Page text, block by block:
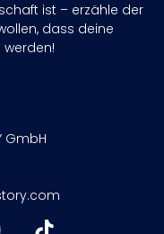
ist – erzähle der
dass deine
GmbH